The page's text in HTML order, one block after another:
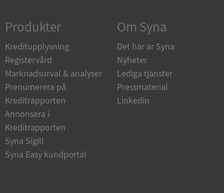
Produkter
Kreditupplysning
Registervård
Marknadsurval & analyser
Prenumerera på
Kreditrapporten
Annonsera i
Kreditrapporten
Syna Sigill
Syna Easy kundportal
Om Syna
Det här är Syna
Nyheter
Lediga tjänster
Pressmaterial
Linkedin
Oklassificerade
Strikt nödvändiga kakor tillåter
kärnwebbplatsfunktioner som användarinloggning
och kontohantering. Webbplatsen kan inte
användas ordentligt utan strikt nödvändiga cookies.
Namn
Leverantör
Domän
__RequestVerificationToken